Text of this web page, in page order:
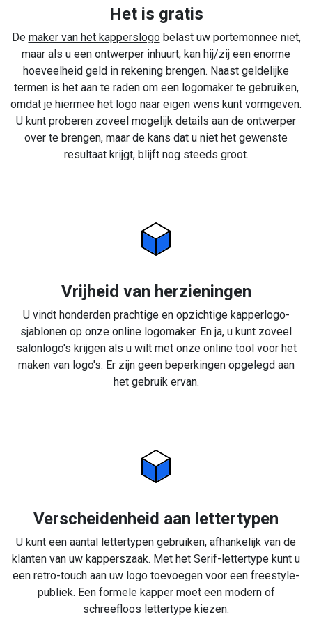
Het is gratis
De maker van het kapperslogobelast uw portemonnee niet,
maar als u een ontwerper inhuurt, kan hij/zij een enorme
hoeveelheid geld in rekening brengen. Naast geldelijke
termen is het aan te raden om een logomaker te gebruiken,
omdat je hiermee het logo naar eigen wens kunt vormgeven.
U kunt proberen zoveel mogelijk details aan de ontwerper
over te brengen, maar de kans dat u niet het gewenste
resultaat krijgt, blijft nog steeds groot.
Vrijheid van herzieningen
U vindt honderden prachtige en opzichtige kapperlogo-
sjablonen op onze online logomaker. En ja, u kunt zoveel
salonlogo's krijgen als u wilt met onze online tool voor het
maken van logo's. Er zijn geen beperkingen opgelegd aan
het gebruik ervan.
Verscheidenheid aan lettertypen
U kunt een aantal lettertypen gebruiken, afhankelijk van de
klanten van uw kapperszaak. Met het Serif-lettertype kunt u
een retro-touch aan uw logo toevoegen voor een freestyle-
publiek. Een formele kapper moet een modern of
schreefloos lettertype kiezen.